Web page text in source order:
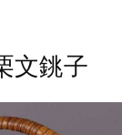
文銚子